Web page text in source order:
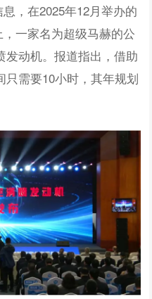
，在2025年12月举办的
一家名为超级马赫的公
发动机。报道指出，借助
需要10小时，其年规划